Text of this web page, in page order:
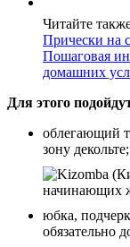
Читайте
Прически на
Пошаговая
домашних
Для этого
облегающий
зону декольте;
юбка,
обязательно